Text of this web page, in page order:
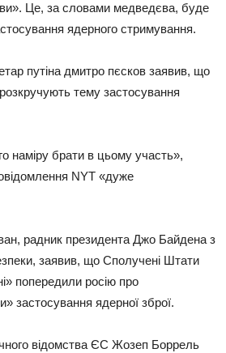
Це, за словами медведєва, буде
ядерного стримування.
путіна дмитро пєсков заявив, що
тему застосування
наміру брати в цьому участь»,
NYT «дуже
радник президента Джо Байдена з
заявив, що Сполучені Штати
попередили росію про
застосування ядерної зброї.
відомства ЄС Жозеп Боррель